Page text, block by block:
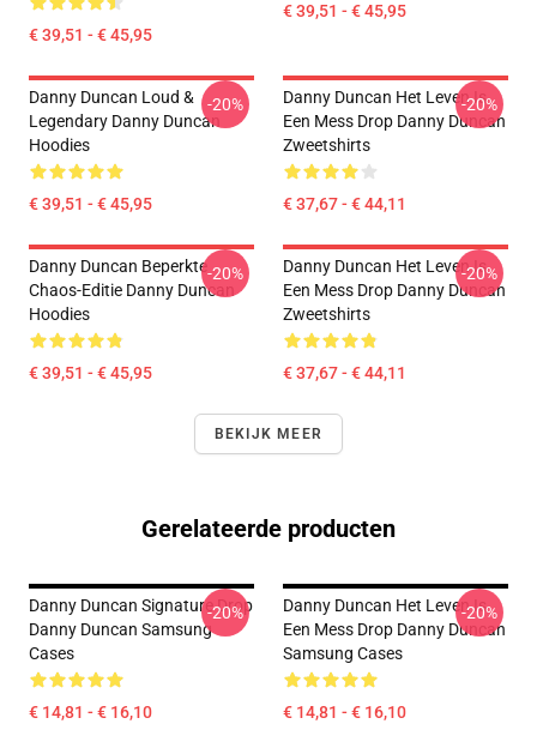
€ 39,51 - € 45,95
€ 39,51 - € 45,95
Danny Duncan Loud &
Legendary Danny Duncan
Hoodies
€ 39,51 - € 45,95
-20%
Danny Duncan Het Leven Is
Een Mess Drop Danny Duncan
Zweetshirts
€ 37,67 - € 44,11
-20%
Danny Duncan Beperkte
Chaos-Editie Danny Duncan
Hoodies
€ 39,51 - € 45,95
-20%
Danny Duncan Het Leven Is
Een Mess Drop Danny Duncan
Zweetshirts
€ 37,67 - € 44,11
-20%
BEKIJK MEER
Gerelateerde producten
Danny Duncan Signature Drop
Danny Duncan Samsung
Cases
€ 14,81 - € 16,10
-20%
Danny Duncan Het Leven Is
Een Mess Drop Danny Duncan
Samsung Cases
€ 14,81 - € 16,10
-20%